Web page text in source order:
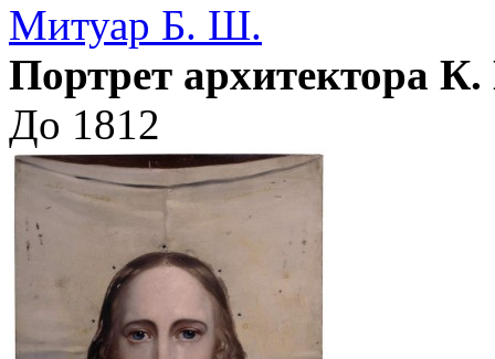
Митуар Б. Ш.
Портрет архитектора
До 1812